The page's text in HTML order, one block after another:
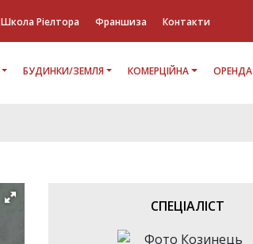
Школа Ріелтора Франшиза Контакти
БУДИНКИ/ЗЕМЛЯ КОМЕРЦІЙНА ОРЕНДА
СПЕЦІАЛІСТ